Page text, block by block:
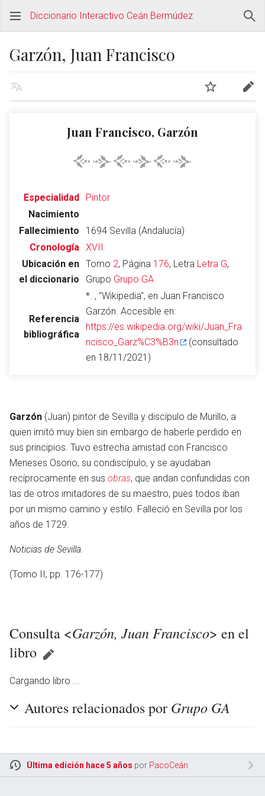
Abrir menú principal
Diccionario Interactivo Ceán Bermúdez
Garzón, Juan Francisco
Juan Francisco, Garzón
Especialidad
Pintor
Nacimiento
Fallecimiento
1694 Sevilla (Andalucía)
Cronología XVII
Ubicación en
el diccionario
Tomo 2, Página 176, Letra Letra G,
Grupo Grupo GA
Referencia
bibliográfica
*. , "Wikipedia", en Juan Francisco
Garzón. Accesible en:
https://es.wikipedia.org/wiki/Juan_Fra
ncisco_Garz%C3%B3n
(consultado
en 18/11/2021)
Garzón (Juan) pintor de Sevilla y discípulo de Murillo, a
quien imitó muy bien sin embargo de haberle perdido en
sus principios. Tuvo estrecha amistad con Francisco
Meneses Osorio, su condiscípulo, y se ayudaban
recíprocamente en sus obras, que andan confundidas con
las de otros imitadores de su maestro, pues todos iban
por un mismo camino y estilo. Falleció en Sevilla por los
años de 1729.
Noticias de Sevilla.
(Tomo II, pp. 176-177)
Consulta <Garzón, Juan Francisco> en el
libro
Cargando libro ...
Autores relacionados por Grupo GA
Última edición hace 5 años por PacoCeán